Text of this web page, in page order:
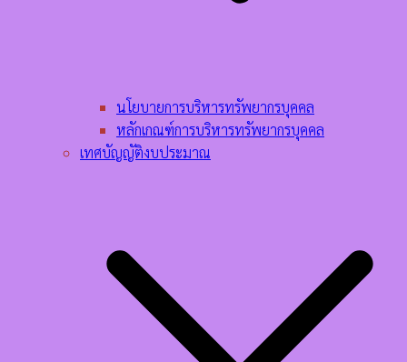
นโยบายการบริหารทรัพยากรบุคคล​
หลักเกณฑ์การบริหารทรัพยากรบุคคล​
เทศบัญญัติงบประมาณ